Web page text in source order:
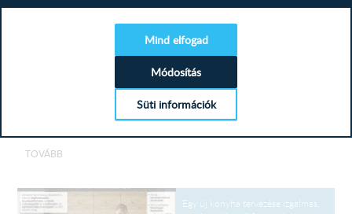
TOVÁBB
Éppen ezért a konyhabútor
kiválasztásánál a funkció mellett a
stílus is kulcsfontosságú. Amerikai
konyhás elrendezés...
Egy új konyha tervezése izgalmas,
Mind elfogad
Módosítás
Süti információk